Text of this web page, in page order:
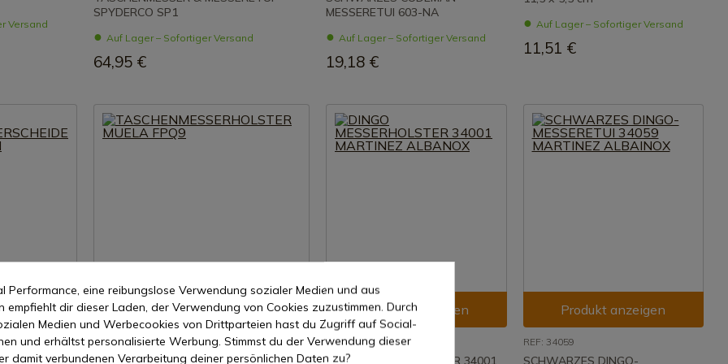
Versand
SPYDERCO SP1
Auf Lager – Sofortiger Versand
64,95 €
MESSERETUI 603-NA
Auf Lager – Sofortiger Versand
19,18 €
Auf Lager – Sofortiger Versand
11,51 €
Produkt anzeigen
REF: F/PQ
Muela
Produkt anzeigen
REF: 34001
DINGO MESSERHOLSTER 34001
Produkt anzeigen
REF: 34059
SCHWARZES DINGO-
Performance, eine reibungslose Verwendung sozialer Medien und aus
empfiehlt dir dieser Laden, der Verwendung von Cookies zuzustimmen. Durch
Medien und Werbecookies von Drittparteien hast du Zugriff auf Social-
und erhältst personalisierte Werbung. Stimmst du der Verwendung dieser
damit verbundenen Verarbeitung deiner persönlichen Daten zu?